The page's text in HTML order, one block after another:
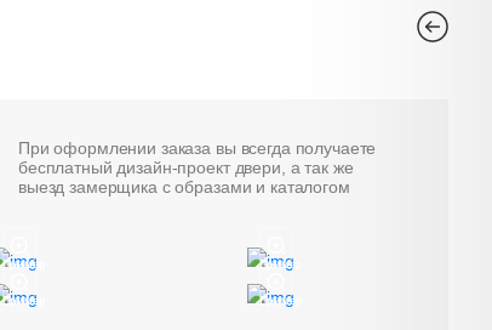
При оформлении заказа вы всегда получаете
бесплатный дизайн-проект двери, а так же
выезд замерщика с образами и каталогом
Пример Пример
Пример Пример